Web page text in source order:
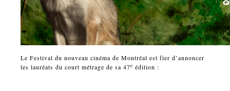
Le Festival du nouveau cinéma de Montréal est fier d’annoncer
les lauréats du court métrage de sa 47e édition :